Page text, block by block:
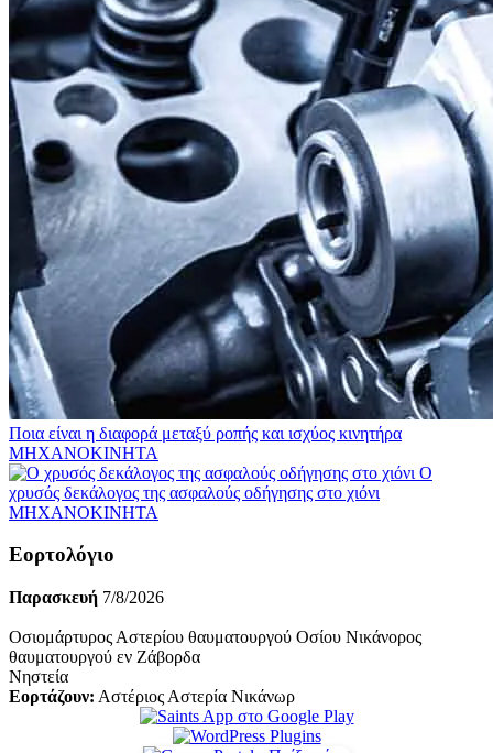
Ποια είναι η διαφορά μεταξύ ροπής και ισχύος κινητήρα
ΜΗΧΑΝΟΚΙΝΗΤΑ
O
χρυσός δεκάλογος της ασφαλούς οδήγησης στο χιόνι
ΜΗΧΑΝΟΚΙΝΗΤΑ
Εορτολόγιο
Παρασκευή 7/8/2026
Οσιομάρτυρος Αστερίου θαυματουργού Οσίου Νικάνορος
θαυματουργού εν Ζάβορδα
Νηστεία
Εορτάζουν: Αστέριος Αστερία Νικάνωρ